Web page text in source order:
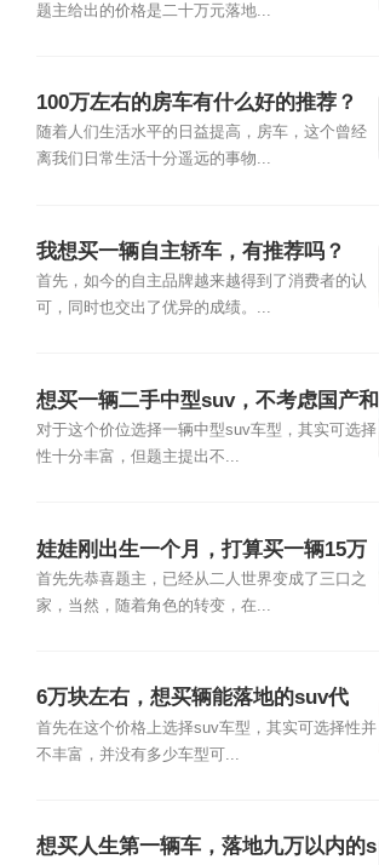
题主给出的价格是二十万元落地...
100万左右的房车有什么好的推荐？
随着人们生活水平的日益提高，房车，这个曾经
离我们日常生活十分遥远的事物...
我想买一辆自主轿车，有推荐吗？
首先，如今的自主品牌越来越得到了消费者的认
可，同时也交出了优异的成绩。...
想买一辆二手中型suv，不考虑国产和
德系的，预算在20万左右有推荐吗？
对于这个价位选择一辆中型suv车型，其实可选择
性十分丰富，但题主提出不...
娃娃刚出生一个月，打算买一辆15万
左右的车，有什么推荐吗？
首先先恭喜题主，已经从二人世界变成了三口之
家，当然，随着角色的转变，在...
6万块左右，想买辆能落地的suv代
步，最好是自动挡，有推荐的吗？
首先在这个价格上选择suv车型，其实可选择性并
不丰富，并没有多少车型可...
想买人生第一辆车，落地九万以内的s